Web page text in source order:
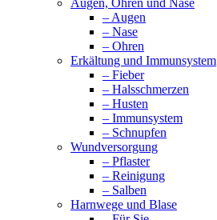
– Augen
– Nase
– Ohren
Erkältung und Immunsystem
– Fieber
– Halsschmerzen
– Husten
– Immunsystem
– Schnupfen
Wundversorgung
– Pflaster
– Reinigung
– Salben
Harnwege und Blase